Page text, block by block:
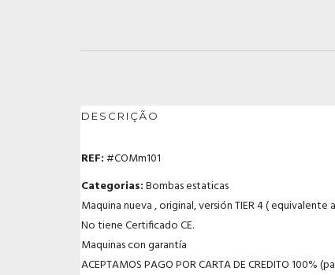
DESCRIÇÃO
REF:#COMm101
Categorias:Bombas estaticas
Maquina nueva , original, versión TIER 4 ( equivalente
No tiene Certificado CE.
Maquinas con garantía
ACEPTAMOS PAGO POR CARTA DE CREDITO 100%